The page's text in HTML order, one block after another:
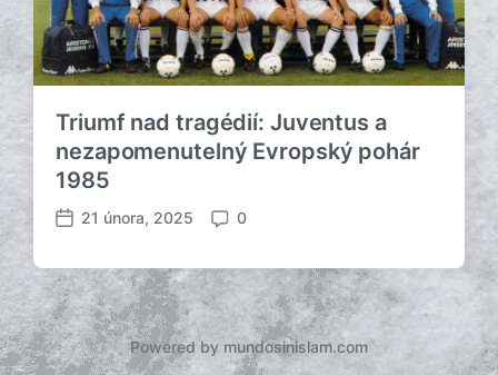
v
k
u
Triumf nad tragédií: Juventus a
nezapomenutelný Evropský pohár
1985
D
t
u
m
p
ř
21 února, 2025
K
m
t
0
Powered by mundosinislam.com